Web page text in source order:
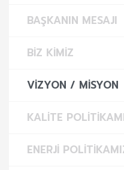
BAŞKANIN MESAJI
BIZ KIMIZ
VIZYON / MISYON
KALITE
ENERJI